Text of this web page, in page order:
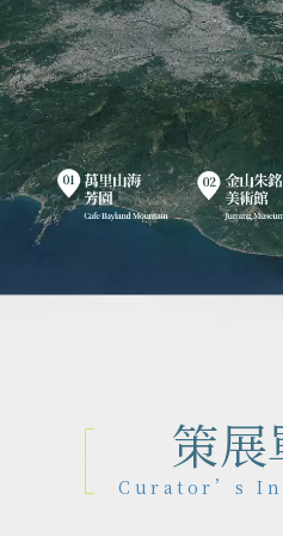
策展
Curator’s